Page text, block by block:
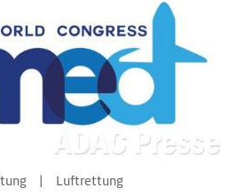
| Luftrettung